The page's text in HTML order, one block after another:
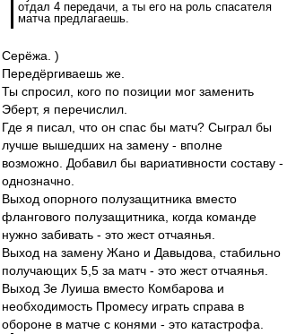
отдал 4 передачи, а ты его на роль спасателя
матча предлагаешь.
Серёжа. )
Передёргиваешь же.
Ты спросил, кого по позиции мог заменить
Эберт, я перечислил.
Где я писал, что он спас бы матч? Сыграл бы
лучше вышедших на замену - вполне
возможно. Добавил бы вариативности составу -
однозначно.
Выход опорного полузащитника вместо
флангового полузащитника, когда команде
нужно забивать - это жест отчаянья.
Выход на замену Жано и Давыдова, стабильно
получающих 5,5 за матч - это жест отчаянья.
Выход Зе Луиша вместо Комбарова и
необходимость Промесу играть справа в
обороне в матче с конями - это катастрофа.